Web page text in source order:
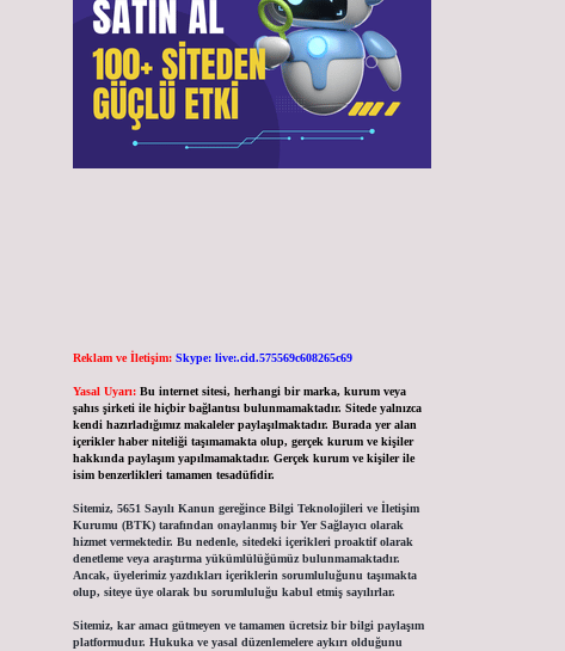
Reklam ve İletişim: Skype: live:.cid.575569c608265c69
Yasal Uyarı: Bu internet sitesi, herhangi bir marka, kurum veya
şahıs şirketi ile hiçbir bağlantısı bulunmamaktadır. Sitede yalnızca
kendi hazırladığımız makaleler paylaşılmaktadır. Burada yer alan
içerikler haber niteliği taşımamakta olup, gerçek kurum ve kişiler
hakkında paylaşım yapılmamaktadır. Gerçek kurum ve kişiler ile
isim benzerlikleri tamamen tesadüfidir.
Sitemiz, 5651 Sayılı Kanun gereğince Bilgi Teknolojileri ve İletişim
Kurumu (BTK) tarafından onaylanmış bir Yer Sağlayıcı olarak
hizmet vermektedir. Bu nedenle, sitedeki içerikleri proaktif olarak
denetleme veya araştırma yükümlülüğümüz bulunmamaktadır.
Ancak, üyelerimiz yazdıkları içeriklerin sorumluluğunu taşımakta
olup, siteye üye olarak bu sorumluluğu kabul etmiş sayılırlar.
Sitemiz, kar amacı gütmeyen ve tamamen ücretsiz bir bilgi paylaşım
platformudur. Hukuka ve yasal düzenlemelere aykırı olduğunu